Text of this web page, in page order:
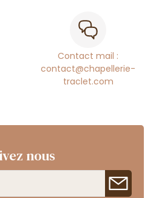
Contact mail :
contact@chapellerie-
traclet.com
nous